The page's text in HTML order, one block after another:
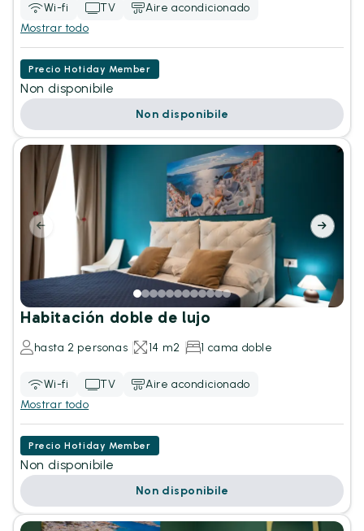
Wi-fi TV
Aire acondicionado
Mostrar todo
Precio Hotiday Member
Non disponibile
Non disponibile
Habitación doble de lujo
hasta 2 personas 14 m2 1 cama doble
Wi-fi TV
Aire acondicionado
Mostrar todo
Precio Hotiday Member
Non disponibile
Non disponibile